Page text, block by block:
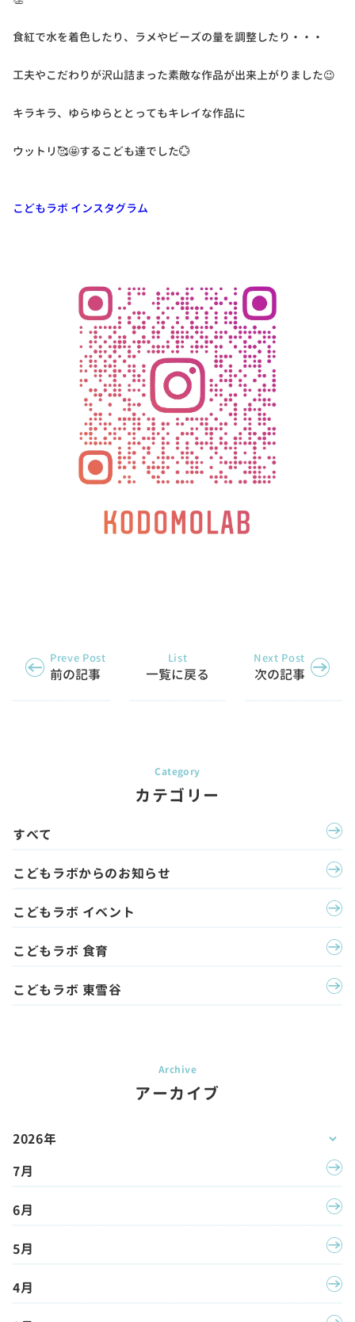
食紅で水を着色したり、ラメやビーズの量を調整したり・・・
工夫やこだわりが沢山詰まった素敵な作品が出来上がりました😉
キラキラ、ゆらゆらととってもキレイな作品に
ウットリ🥰🤩するこども達でした💮
こどもラボ インスタグラム
Preve Post
前の記事
List
一覧に戻る
Next Post
次の記事
カテゴリー
すべて
こどもラボからのお知らせ
こどもラボ イベント
こどもラボ 食育
こどもラボ 東雪谷
アーカイブ
2026年
7月
6月
5月
4月